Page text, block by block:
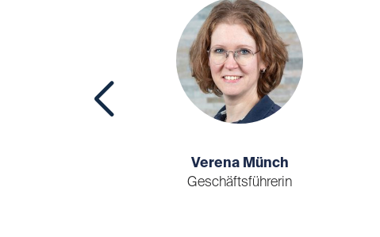
Verena Münch
Geschäftsführerin